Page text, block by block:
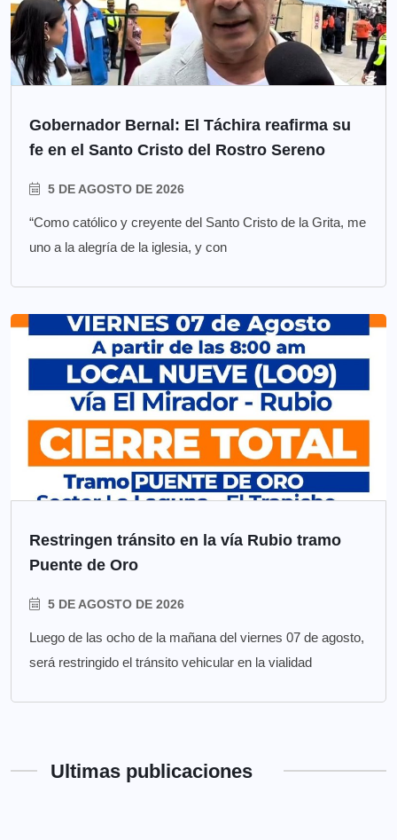
Gobernador Bernal: El Táchira reafirma su
fe en el Santo Cristo del Rostro Sereno
5 DE AGOSTO DE 2026
“Como católico y creyente del Santo Cristo de la Grita, me
uno a la alegría de la iglesia, y con
Restringen tránsito en la vía Rubio tramo
Puente de Oro
5 DE AGOSTO DE 2026
Luego de las ocho de la mañana del viernes 07 de agosto,
será restringido el tránsito vehicular en la vialidad
Ultimas publicaciones